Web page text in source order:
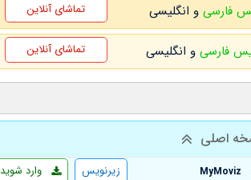
فارسی و انگلیسی تماشای آنلاین
فارسی و انگلیسی تماشای آنلاین
اصلی
MyMoviz وارد شوید
زیرنویس